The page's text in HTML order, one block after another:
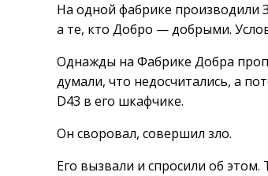
На одной фабрике производили
а те, кто Добро — добрыми.
Однажды на Фабрике Добра
думали, что недосчитались, а
D43 в его шкафчике.
Он своровал, совершил зло.
Его вызвали и спросили об